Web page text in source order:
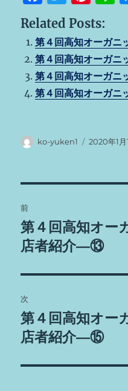
a
c
e
b
o
w
it
te
r
n
te
re
st
e
Related Posts:
第４回高知オーガ
第４回高知オーガ
第４回高知オーガ
第４回高知オーガ
投
ko-yuken1
投
2020年1月
稿
ナ
ビ
ゲ
ー
シ
前
前
の
稿:
第４回高知オー
店者紹介―⑬
次
次
の
稿:
第４回高知オー
店者紹介―⑮